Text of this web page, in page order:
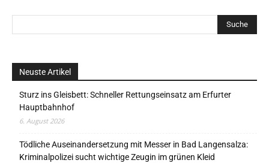
Neuste Artikel
Sturz ins Gleisbett: Schneller Rettungseinsatz am Erfurter
Hauptbahnhof
6. August 2026
Tödliche Auseinandersetzung mit Messer in Bad Langensalza:
Kriminalpolizei sucht wichtige Zeugin im grünen Kleid